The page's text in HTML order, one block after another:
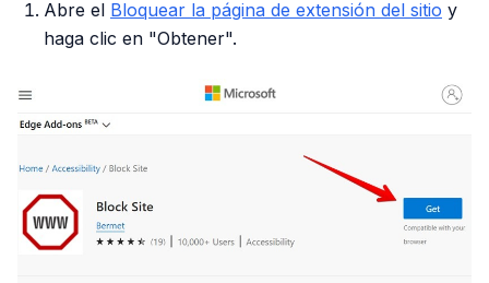
Abre el Bloquear la página de extensión del sitio y
haga clic en "Obtener".